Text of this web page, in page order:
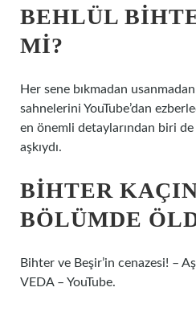
BEHLÜL
MI?
Her sene bıkmadan usanmadan
sahnelerini YouTube’dan
en önemli detaylarından biri
aşkıydı.
BIHTER
BÖLÜMDE
Bihter ve Beşir’in cenazesi! –
VEDA – YouTube.